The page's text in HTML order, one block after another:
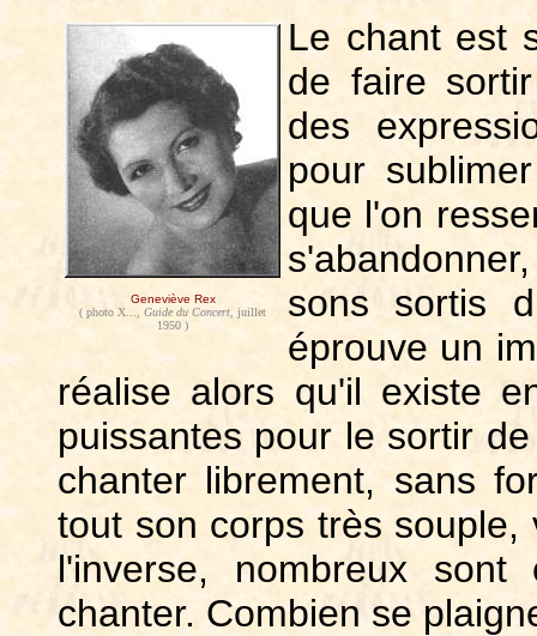
Geneviève Rex
( photo X..., Guide du Concert , juillet
1950 )
Le chant est
de faire
des
pour
que l'on
sons sortis
éprouve un
réalise alors qu'il existe
puissantes pour le sortir
chanter librement, sans
tout son corps très
l'inverse, nombreux
chanter. Combien se